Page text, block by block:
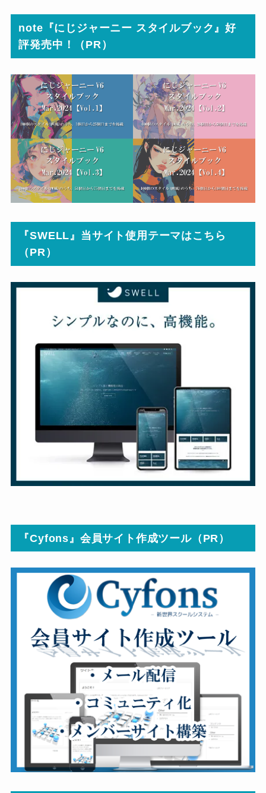
note『にじジャーニー スタイルブック』好
評発売中！（PR）
『SWELL』当サイト使用テーマはこちら
（PR）
『Cyfons』会員サイト作成ツール（PR）